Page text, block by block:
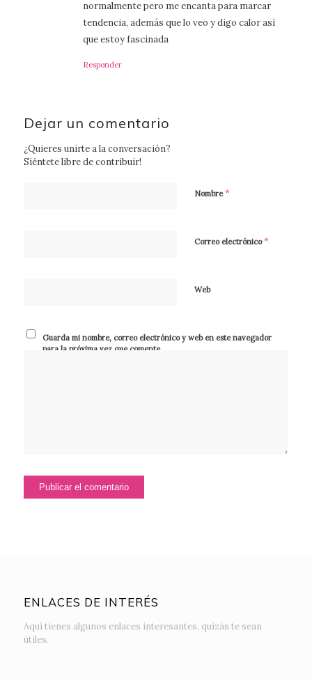
normalmente pero me encanta para marcar
tendencia, además que lo veo y digo calor así
que estoy fascinada
Responder
Dejar un comentario
¿Quieres unirte a la conversación?
Siéntete libre de contribuir!
Nombre*
Correo electrónico*
Web
Guarda mi nombre, correo electrónico y web en este navegador
para la próxima vez que comente.
ENLACES DE INTERÉS
Aquí tienes algunos enlaces interesantes, quizás te sean
útiles.